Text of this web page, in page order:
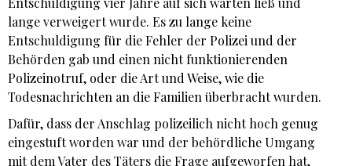
lange verweigert wurde. Es zu lange keine
Entschuldigung für die Fehler der Polizei und der
Behörden gab und einen nicht funktionierenden
Polizeinotruf, oder die Art und Weise, wie die
Todesnachrichten an die Familien überbracht wurden.
Dafür, dass der Anschlag polizeilich nicht hoch genug
eingestuft worden war und der behördliche Umgang
mit dem Vater des Täters die Frage aufgeworfen hat,